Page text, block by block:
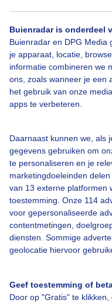
Buienradar is onderdeel
Buienradar en DPG Media
je apparaat, locatie,
informatie combineren we
ons, zoals wanneer je een
het gebruik van onze
apps te verbeteren.
Daarnaast kunnen we, als
gegevens gebruiken om
te personaliseren en je
marketingdoeleinden
van 13 externe platformen
toestemming. Onze 114
voor gepersonaliseerde
contentmetingen,
diensten. Sommige
geolocatie hiervoor
Geef toestemming of
Door op "Gratis" te
Een
Over Buienradar
Bedrijfsgegevens
Veelgestelde vragen
Contact